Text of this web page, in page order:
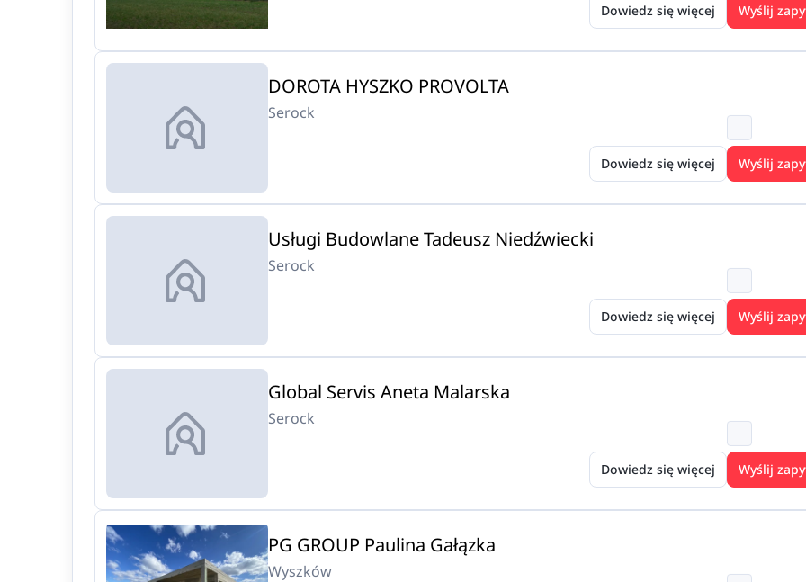
Dowiedz się więcej Wyślij
DOROTA HYSZKO PROVOLTA
Serock
Dowiedz się więcej Wyślij
Usługi Budowlane Tadeusz Niedźwiecki
Serock
Dowiedz się więcej Wyślij
Global Servis Aneta Malarska
Serock
Dowiedz się więcej Wyślij
PG GROUP Paulina Gałązka
Wyszków